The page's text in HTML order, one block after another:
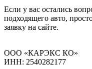
Если у вас остались
подходящего авто,
заявку на сайте.
ООО «КАРЭКС КО»
ИНН: 2540282177